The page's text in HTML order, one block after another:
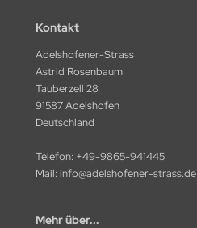
Kontakt
Adelshofener-Strass
Astrid Rosenbaum
Tauberzell 28
91587 Adelshofen
Deutschland
Telefon: +49-9865-941445
Mail: info@adelshofener-strass.de
Mehr über...